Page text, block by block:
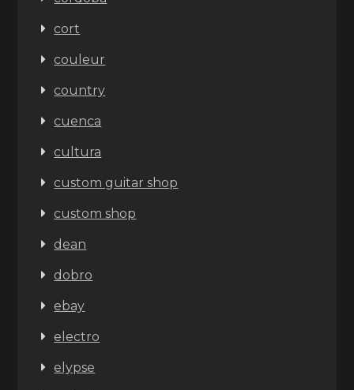
cort
couleur
country
cuenca
cultura
custom guitar shop
custom shop
dean
dobro
ebay
electro
elypse